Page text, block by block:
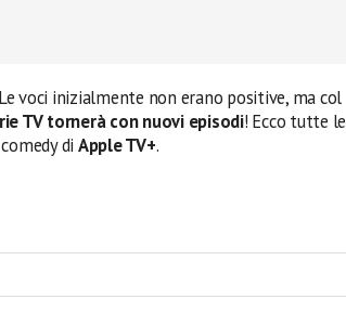
voci inizialmente non erano positive, ma col
TV tornerà con nuovi episodi! Ecco tutte le
di Apple TV+.